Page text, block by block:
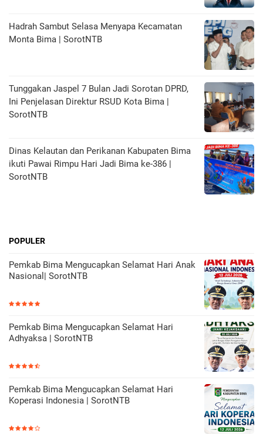
Hadrah Sambut Selasa Menyapa Kecamatan
Monta Bima | SorotNTB
Tunggakan Jaspel 7 Bulan Jadi Sorotan DPRD,
Ini Penjelasan Direktur RSUD Kota Bima |
SorotNTB
Dinas Kelautan dan Perikanan Kabupaten Bima
ikuti Pawai Rimpu Hari Jadi Bima ke-386 |
SorotNTB
POPULER
Pemkab Bima Mengucapkan Selamat Hari Anak
Nasional| SorotNTB
Pemkab Bima Mengucapkan Selamat Hari
Adhyaksa | SorotNTB
Pemkab Bima Mengucapkan Selamat Hari
Koperasi Indonesia | SorotNTB